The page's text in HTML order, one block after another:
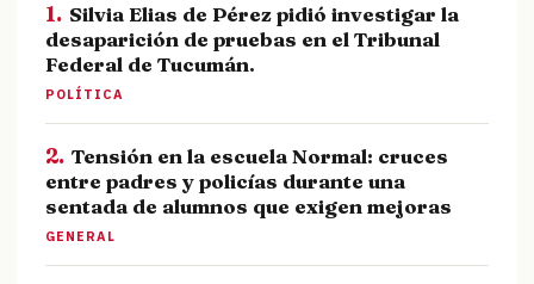
1. Silvia Elias de Pérez pidió investigar la
desaparición de pruebas en el Tribunal
Federal de Tucumán.
POLÍTICA
2. Tensión en la escuela Normal: cruces
entre padres y policías durante una
sentada de alumnos que exigen mejoras
GENERAL